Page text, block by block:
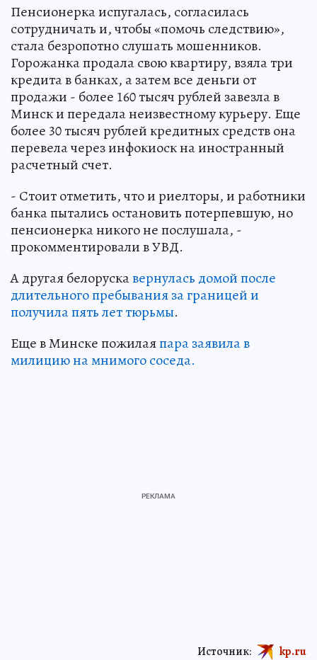
Пенсионерка испугалась, согласилась
сотрудничать и, чтобы «помочь следствию»,
стала безропотно слушать мошенников.
Горожанка продала свою квартиру, взяла три
кредита в банках, а затем все деньги от
продажи - более 160 тысяч рублей завезла в
Минск и передала неизвестному курьеру. Еще
более 30 тысяч рублей кредитных средств она
перевела через инфокиоск на иностранный
расчетный счет.
- Стоит отметить, что и риелторы, и работники
банка пытались остановить потерпевшую, но
пенсионерка никого не послушала, -
прокомментировали в УВД.
А другая белорускавернулась домой после
длительного пребывания за границей и
получила пять лет тюрьмы.
Еще в Минске пожилаяпара заявила в
милицию на мнимого соседа.
Источник: kp.ru